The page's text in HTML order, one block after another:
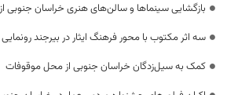
بازگشایی سینما‌ها و سالن‌های هنری خراسان جنوبی از
سه اثر مکتوب با محور فرهنگ ایثار در بیرجند
کمک به سیل‌زدگان خراسان جنوبی از محل موقوفات